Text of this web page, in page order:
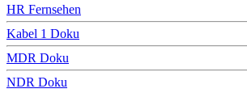
HR Fernsehen
Kabel 1 Doku
MDR Doku
NDR Doku